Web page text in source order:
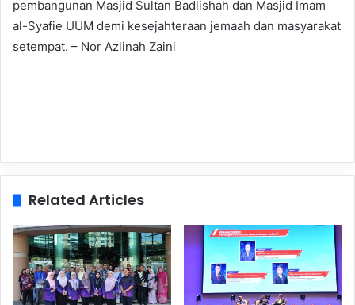
pembangunan Masjid Sultan Badlishah dan Masjid Imam
al-Syafie UUM demi kesejahteraan jemaah dan masyarakat
setempat. – Nor Azlinah Zaini
Related Articles